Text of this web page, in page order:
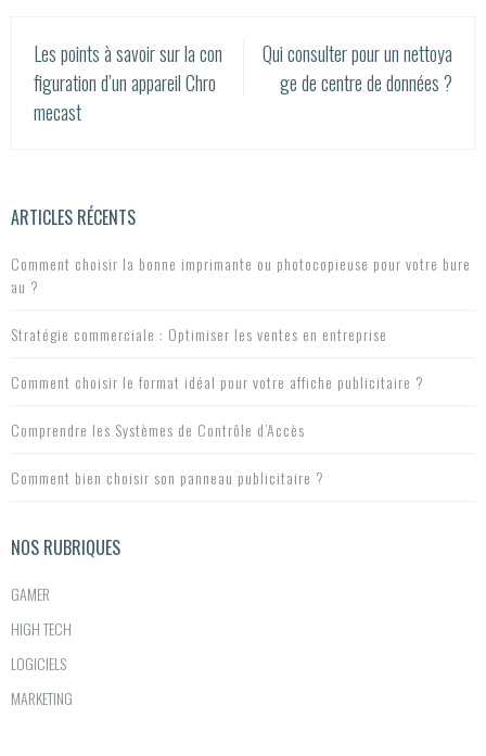
N
a
g
a
t
i
o
n
d
e
r
t
i
c
Les points à savoir sur la con
figuration d’un appareil Chro
mecast
Qui consulter pour un nettoya
ge de centre de données ?
ARTICLES RÉCENTS
Comment choisir la bonne imprimante ou photocopieuse pour votre bure
au ?
Stratégie commerciale : Optimiser les ventes en entreprise
Comment choisir le format idéal pour votre affiche publicitaire ?
Comprendre les Systèmes de Contrôle d’Accès
Comment bien choisir son panneau publicitaire ?
NOS RUBRIQUES
GAMER
HIGH TECH
LOGICIELS
MARKETING